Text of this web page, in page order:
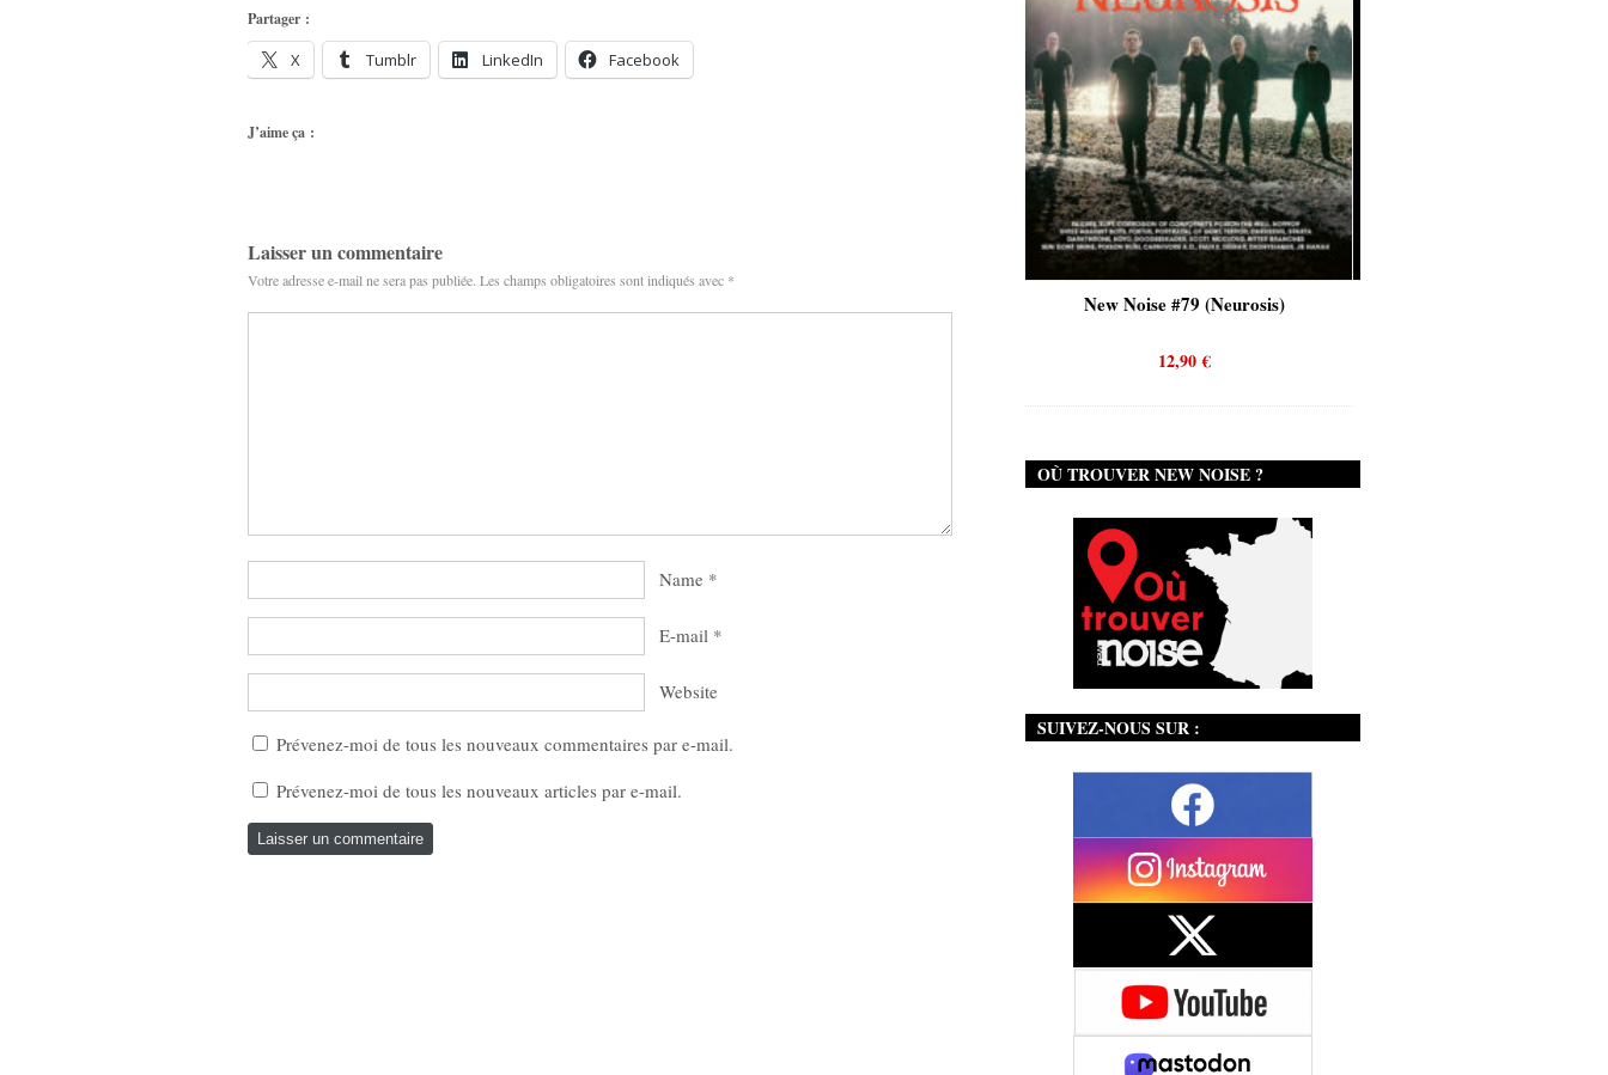
Partager :
X Tumblr LinkedIn Facebook
J’aime ça :
Laisser un commentaire
Votre adresse e-mail ne sera pas publiée. Les champs obligatoires sont indiqués avec *
Name *
E-mail *
Website
Prévenez-moi de tous les nouveaux commentaires par e-mail.
Prévenez-moi de tous les nouveaux articles par e-mail.
New Noise #79 (Neurosis) New Noise #80 (Genghis Tron)
OÙ TROUVER NEW NOISE ?
SUIVEZ-NOUS SUR :